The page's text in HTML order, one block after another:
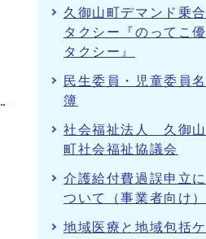
久御山町デマンド乗合
タクシー『のってこ優
タクシー』
民生委員・児童委員名
簿
社会福祉法人 久御山
町社会福祉協議会
介護給付費過誤申立に
ついて（事業者向け）
地域医療と地域包括ケ